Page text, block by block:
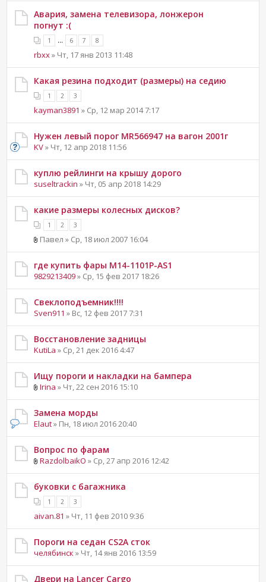
Авария, замена телевизора, лонжерон
погнут :(
1 ... 6 7 8
rbxx» Чт, 17 янв 2013 11:48
Какая резина подходит (размеры) на седию
1 2 3
kayman3891 » Ср, 12 мар 2014 7:17
Нужен левый порог MR566947 на вагон 2001г
KV» Чт, 12 апр 2018 11:56
куплю рейлинги на крышу дорого
suseltrackin » Чт, 05 апр 2018 14:29
какие размеры колесных дисков?
1 2 3
Павел » Ср, 18 июл 2007 16:04
где купить фары M14-1101P-AS1
9829213409» Ср, 15 фев 2017 18:26
Свеклоподъемник!!!!
Sven911 » Вс, 12 фев 2017 7:31
Восстановление задницы
KutiLa » Ср, 21 дек 2016 4:47
Ищу пороги и накладки на бампера
Irina » Чт, 22 сен 2016 15:10
Замена морды
Elaut» Пн, 18 июл 2016 20:40
Вопрос по фарам
RazdolbaikO » Ср, 27 апр 2016 12:42
буковки с багажника
1 2 3
aivan.81 » Чт, 11 фев 2010 9:36
Пороги на седан CS2A сток
челябинск » Чт, 14 янв 2016 13:59
Двери на Lancer Cargo